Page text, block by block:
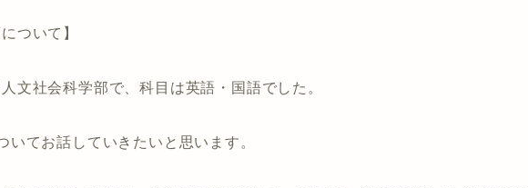
ついて】
文社会科学部で、科目は英語・国語でした。
いてお話していきたいと思います。